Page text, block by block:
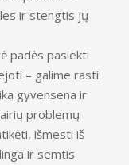
ir stengtis jų
padės pasiekti
– galime rasti
gyvensena ir
problemų
išmesti iš
ir semtis